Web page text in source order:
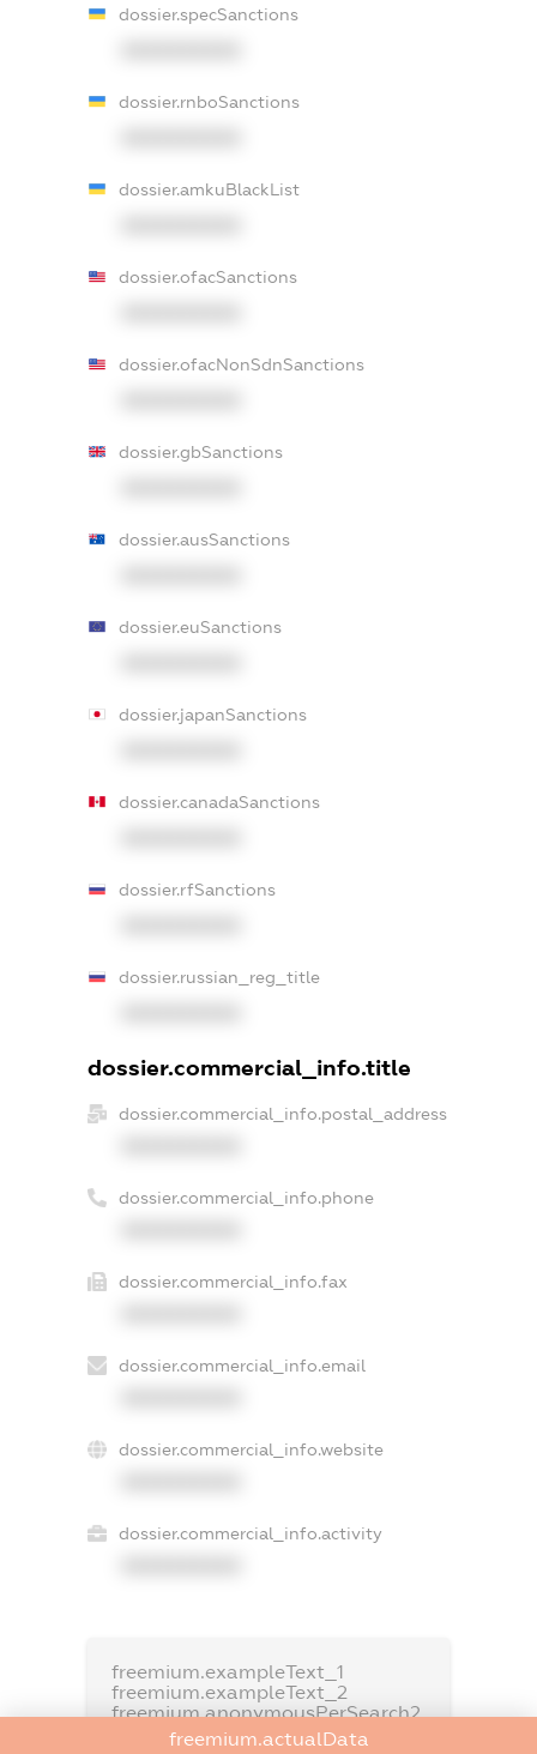
dossier.specSanctions
dossier.rnboSanctions
dossier.amkuBlackList
dossier.ofacSanctions
dossier.ofacNonSdnSanctions
dossier.gbSanctions
dossier.ausSanctions
dossier.euSanctions
dossier.japanSanctions
dossier.canadaSanctions
dossier.rfSanctions
dossier.russian_reg_title
dossier.commercial_info.title
dossier.commercial_info.postal_address
dossier.commercial_info.phone
dossier.commercial_info.fax
dossier.commercial_info.email
dossier.commercial_info.website
dossier.commercial_info.activity
freemium.exampleText_1
freemium.exampleText_2
freemium.anonymousPerSearch2
freemium.actualData